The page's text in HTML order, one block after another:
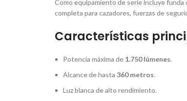
Como equipamiento de serie incluye
completa para cazadores, fuerzas de
Características
Potencia máxima de 1.750 lúmenes.
Alcance de hasta 360 metros.
Luz blanca de alto rendimiento.